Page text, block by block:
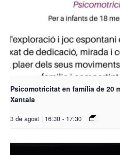
Psicomotricitat en família de 20
Xantala
3 de agost | 16:30 - 17:30